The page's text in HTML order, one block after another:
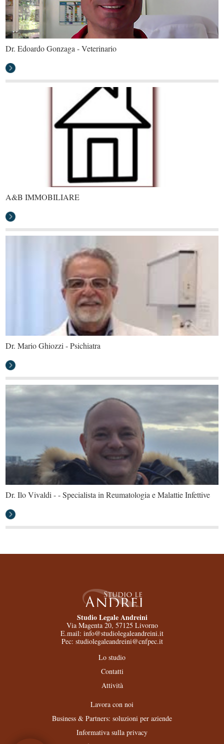
Dr. Edoardo Gonzaga - Veterinario
A&B IMMOBILIARE
Dr. Mario Ghiozzi - Psichiatra
Dr. Ilo Vivaldi - - Specialista in Reumatologia e Malattie Infettive
Studio Legale Andreini
Via Magenta 20, 57125 Livorno
E.mail: info@studiolegaleandreini.it
Pec: studiolegaleandreini@cnfpec.it
Lo studio
Contatti
Attività
Lavora con noi
Business & Partners: soluzioni per aziende
Informativa sulla privacy